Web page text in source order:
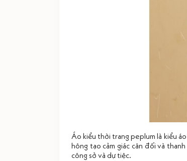
Áo kiểu thời trang peplum là kiểu
hông tạo cảm giác cân đối và
công sở và dự tiệc.